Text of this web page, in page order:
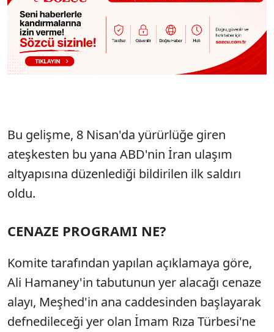
Bu gelişme, 8 Nisan'da yürürlüğe giren
ateşkesten bu yana ABD'nin İran ulaşım
altyapısına düzenlediği bildirilen ilk saldırı
oldu.
CENAZE PROGRAMI NE?
Komite tarafından yapılan açıklamaya göre,
Ali Hamaney'in tabutunun yer alacağı cenaze
alayı, Meşhed'in ana caddesinden başlayarak
defnedileceği yer olan İmam Rıza Türbesi'ne